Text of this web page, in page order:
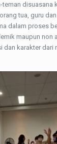
disuasana
tua, guru
dalam proses
maupun non
dan karakter dari